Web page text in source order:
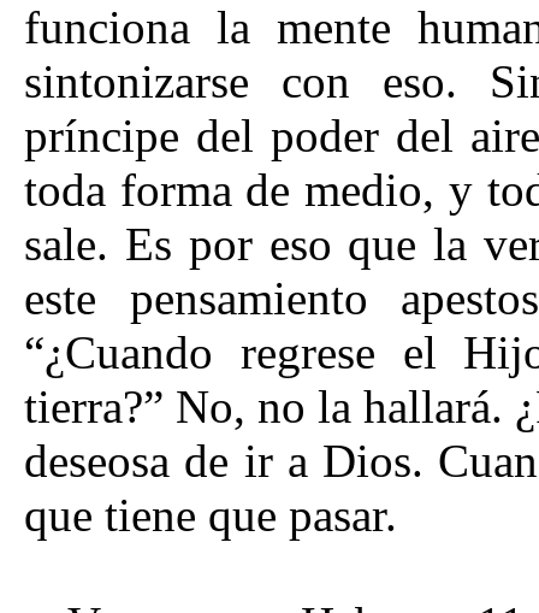
funciona la mente
sintonizarse con eso.
príncipe del poder del
toda forma de medio, y
sale. Es por eso que la
este pensamiento
“¿Cuando regrese el
tierra?” No, no la hallará.
deseosa de ir a Dios.
que tiene que pasar.